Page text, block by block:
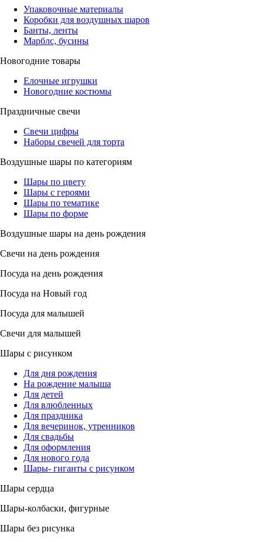
Упаковочные материалы
Коробки для воздушных шаров
Банты, ленты
Марблс, бусины
Новогодние товары
Елочные игрушки
Новогодние костюмы
Праздничные свечи
Свечи цифры
Наборы свечей для торта
Воздушные шары по категориям
Шары по цвету
Шары с героями
Шары по тематике
Шары по форме
Воздушные шары на день рождения
Свечи на день рождения
Посуда на день рождения
Посуда на Новый год
Посуда для малышей
Свечи для малышей
Шары с рисунком
Для дня рождения
На рождение малыша
Для детей
Для влюбленных
Для праздника
Для вечеринок, утренников
Для свадьбы
Для оформления
Для нового года
Шары- гиганты с рисунком
Шары сердца
Шары-колбаски, фигурные
Шары без рисунка